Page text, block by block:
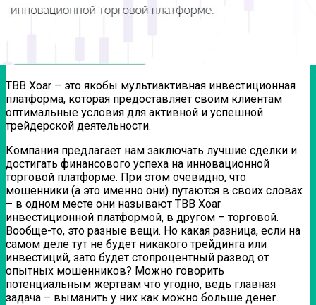
TBB Xoar – это якобы мультиактивная инвестиционная
платформа, которая предоставляет своим клиентам
оптимальные условия для активной и успешной
трейдерской деятельности.
Компания предлагает нам заключать лучшие сделки и
достигать финансового успеха на инновационной
торговой платформе. При этом очевидно, что
мошенники (а это именно они) путаются в своих словах
– в одном месте они называют TBB Xoar
инвестиционной платформой, в другом – торговой.
Вообще-то, это разные вещи. Но какая разница, если на
самом деле тут не будет никакого трейдинга или
инвестиций, зато будет стопроцентный развод от
опытных мошенников? Можно говорить
потенциальным жертвам что угодно, ведь главная
задача – выманить у них как можно больше денег.